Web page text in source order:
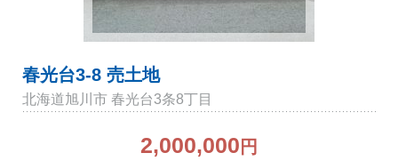
春光台3-8 売土地
北海道旭川市 春光台3条8丁目
2,000,000 円